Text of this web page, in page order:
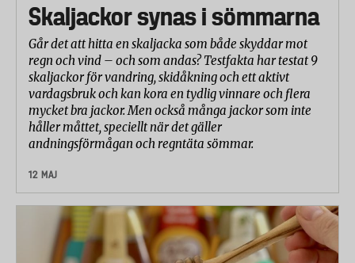
Skaljackor synas i sömmarna
Går det att hitta en skaljacka som både skyddar mot
regn och vind – och som andas? Testfakta har testat 9
skaljackor för vandring, skidåkning och ett aktivt
vardagsbruk och kan kora en tydlig vinnare och flera
mycket bra jackor. Men också många jackor som inte
håller måttet, speciellt när det gäller
andningsförmågan och regntäta sömmar.
12 MAJ